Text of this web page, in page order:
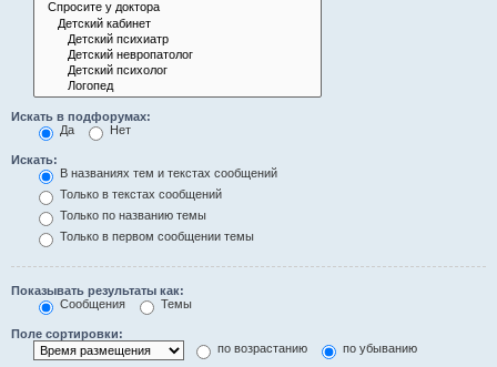
Искать в подфорумах:
Да
Нет
Искать:
В названиях тем и текстах сообщений
Только в текстах сообщений
Только по названию темы
Только в первом сообщении темы
Показывать результаты как:
Сообщения
Темы
Поле сортировки:
по возрастанию
по убыванию